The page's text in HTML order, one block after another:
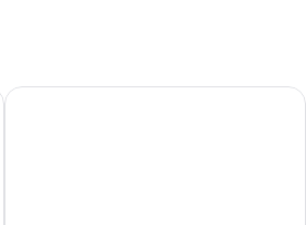
Petit Palace President Castellana